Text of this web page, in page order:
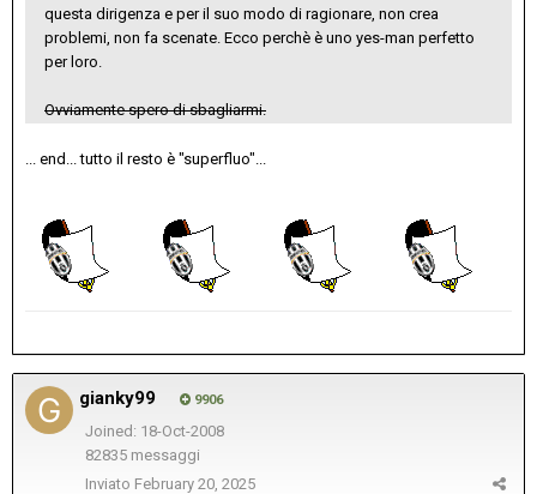
questa dirigenza e per il suo modo di ragionare, non crea
problemi, non fa scenate. Ecco perchè è uno yes-man perfetto
per loro.
Ovviamente spero di sbagliarmi.
... end... tutto il resto è "superfluo"...
gianky99 9906
Joined: 18-Oct-2008
82835 messaggi
Inviato February 20, 2025